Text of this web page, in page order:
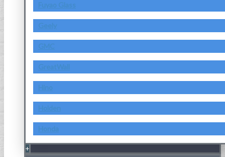
Fuyao Glass
Geely
GMC
GreatWall
Hino
Holden
Honda
+